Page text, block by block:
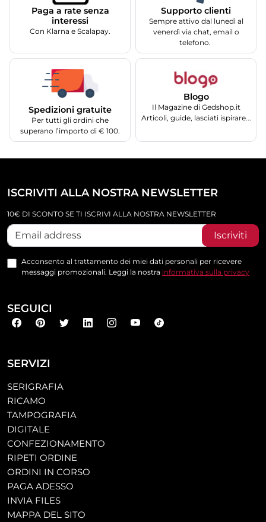
Paga a rate senza
interessi
Con Klarna e Scalapay.
Supporto clienti
Sempre attivo dal lunedì al
venerdì via chat, email o
telefono.
Spedizioni gratuite
Per tutti gli ordini che
superano l’importo di € 100.
Blogo
Il Magazine di Gedshop.it
Articoli, guide, lasciati ispirare...
SERVIZI
SERIGRAFIA
RICAMO
TAMPOGRAFIA
DIGITALE
CONFEZIONAMENTO
RIPETI ORDINE
ORDINI IN CORSO
PAGA ADESSO
INVIA FILES
MAPPA DEL SITO
ISCRIVITI ALLA NOSTRA NEWSLETTER
10€ DI SCONTO SE TI ISCRIVI ALLA NOSTRA NEWSLETTER
Iscriviti
Acconsento al trattamento dei miei dati personali per ricevere
messaggi promozionali. Leggi la nostra informativa sulla privacy
SEGUICI